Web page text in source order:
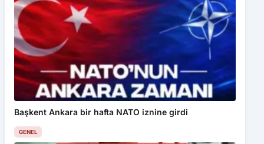
Başkent Ankara bir hafta NATO iznine girdi
GENEL